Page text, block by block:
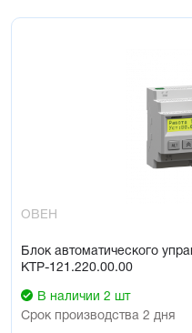
ОВЕН
Блок автоматического
КТР-121.220.00.00
В наличии 2 шт
Срок производства 2 дня